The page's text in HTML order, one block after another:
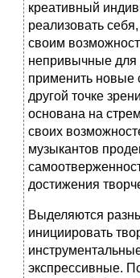
креативный
реализовать
своим
непривычные для
применить новые
другой точке
основана на
своих
музыкантов
достижения
Выделяются
инициировать
экспрессивные.